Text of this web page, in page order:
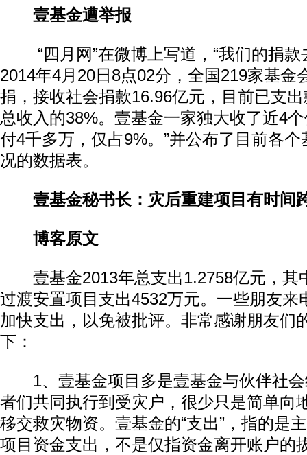
壹基金遭举报
“四月网”在微博上写道，“我们的捐款
2014年4月20日8点02分，全国219家基金
捐，接收社会捐款16.96亿元，目前已支
总收入的38%。壹基金一家独大收了近4
付4千多万，仅占9%。”并公布了目前各
况的数据表。
壹基金秘书长：灾后重建项目有时间
博客原文
壹基金2013年总支出1.2758亿元，其
过渡安置项目支出4532万元。一些朋友来
加快支出，以免被批评。非常感谢朋友们
下：
1、壹基金项目多是壹基金与伙伴社会
者们共同执行到受灾户，很少只是简单向
移交救灾物资。壹基金的“支出”，指的是
项目资金支出，不是仅指资金离开账户的